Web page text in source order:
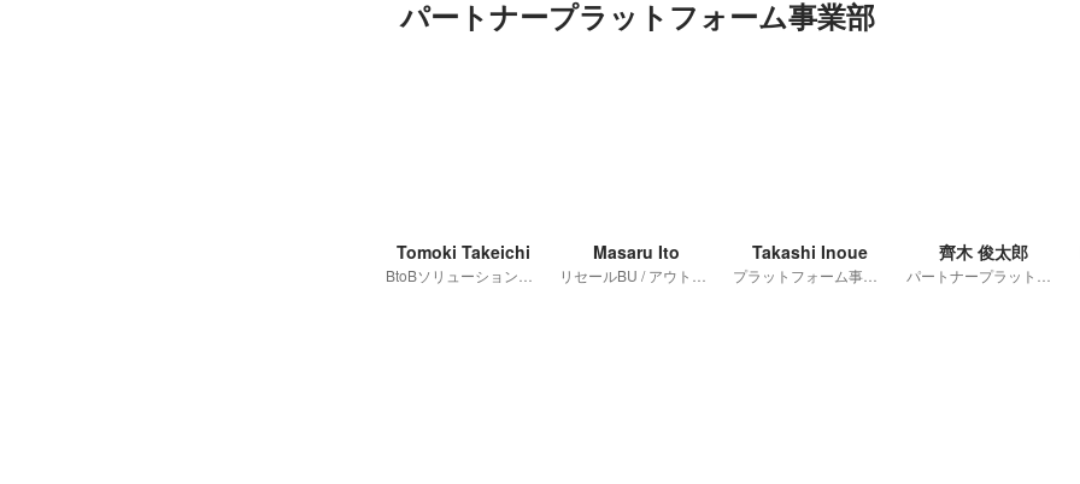
パートナープラットフォーム事業部
Tomoki Takeichi Masaru Ito Takashi Inoue 齊木 俊太郎